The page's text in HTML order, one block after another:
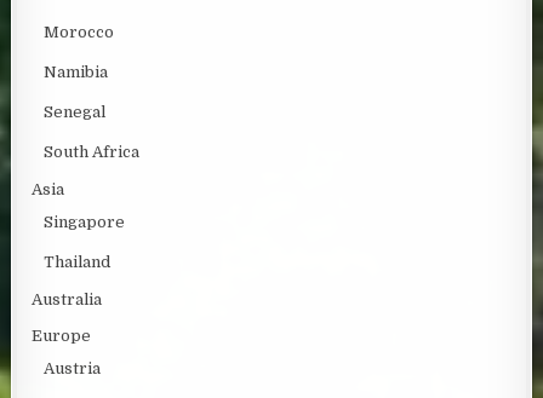
Morocco
Namibia
Senegal
South Africa
Asia
Singapore
Thailand
Australia
Europe
Austria